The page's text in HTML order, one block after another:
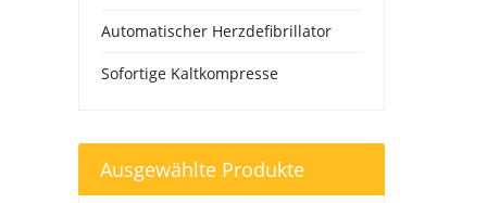
Automatischer Herzdefibrillator
Sofortige Kaltkompresse
Ausgewählte Produkte